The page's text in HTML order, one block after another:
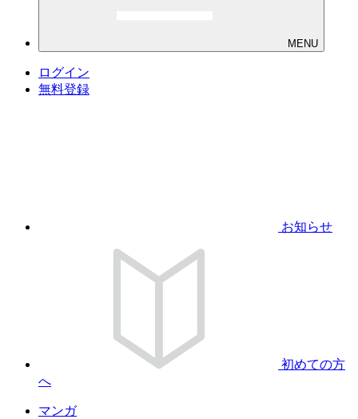
MENU
ログイン
無料登録
お知らせ
初めての方
へ
マンガ